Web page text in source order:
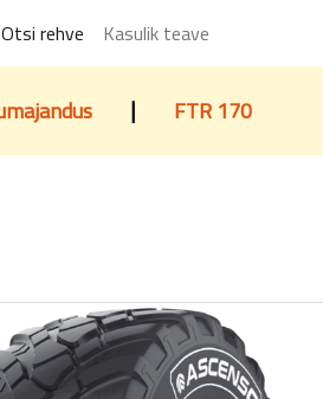
Otsi rehve Kasulik teave
| FTR 170